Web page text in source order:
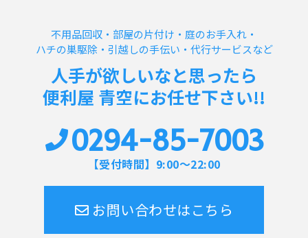
不用品回収・部屋の片付け・庭のお手入れ・
ハチの巣駆除・引越しの手伝い・代行サービスなど
人手が欲しいなと思ったら
便利屋 青空にお任せ下さい!!
0294-85-7003
【受付時間】9:00～22:00
お問い合わせはこちら